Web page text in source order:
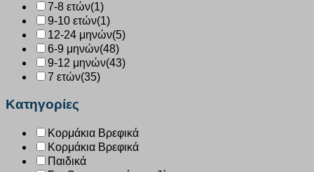
7-8 ετών(1)
9-10 ετών(1)
12-24 μηνών(5)
6-9 μηνών(48)
9-12 μηνών(43)
7 ετών(35)
Κατηγορίες
Κορμάκια Βρεφικά
Κορμάκια Βρεφικά
Παιδικά